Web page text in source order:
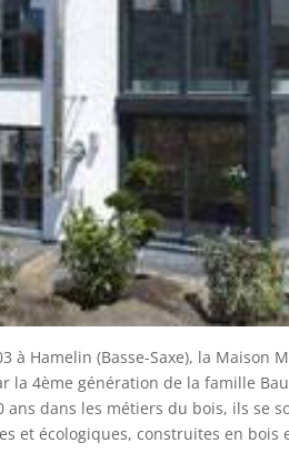
à Hamelin (Basse-Saxe), la Maison
la 4ème génération de la famille
ans dans les métiers du bois, ils se
et écologiques, construites en bois